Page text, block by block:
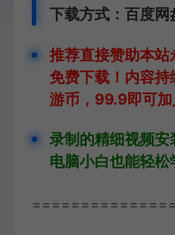
下载方式： 百度网
推荐直接赞助本
免费下载！内容
游币，99.9即可
录制的精细视频安
电脑小白也能轻松